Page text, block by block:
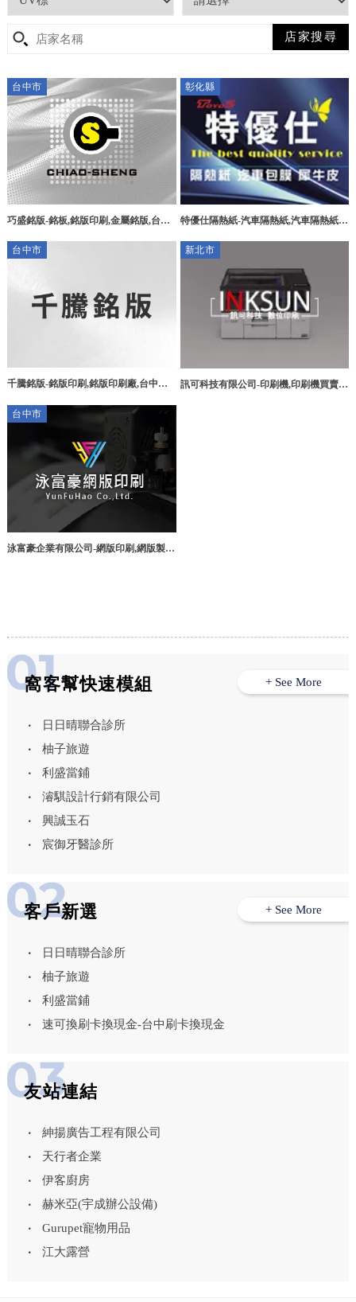
台中市
巧盛銘版-銘板,銘版印刷,金屬銘版,台中
區金屬銘版
彰化縣
特優仕隔熱紙-汽車隔熱紙,汽車隔熱紙施
美汽車隔熱紙施工,
台中市
千騰銘版-銘版印刷,銘版印刷廠,台中銘
刷,西屯區銘版印刷廠
新北市
訊可科技有限公司-印刷機,印刷機買賣,
台中市
泳富豪企業有限公司-網版印刷,網版製
窩客幫快速模組
日日晴聯合診所
柚子旅遊
利盛當鋪
濬騏設計行銷有限公司
興誠玉石
宸御牙醫診所
+ See More
客戶新選
日日晴聯合診所
柚子旅遊
利盛當鋪
速可換刷卡換現金-台中刷卡換現金
+ See More
友站連結
紳揚廣告工程有限公司
天行者企業
伊客廚房
赫米亞(宇成辦公設備)
Gurupet寵物用品
江大露營